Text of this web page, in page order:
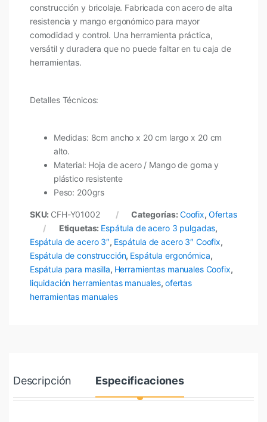
construcción y bricolaje. Fabricada con acero de alta
resistencia y mango ergonómico para mayor
comodidad y control. Una herramienta práctica,
versátil y duradera que no puede faltar en tu caja de
herramientas.
Detalles Técnicos:
Medidas: 8cm ancho x 20 cm largo x 20 cm
alto.
Material: Hoja de acero / Mango de goma y
plástico resistente
Peso: 200grs
SKU: CFH-Y01002 Categorías: Coofix, Ofertas
Etiquetas: Espátula de acero 3 pulgadas,
Espátula de acero 3″, Espátula de acero 3″ Coofix,
Espátula de construcción, Espátula ergonómica,
Espátula para masilla, Herramientas manuales Coofix,
liquidación herramientas manuales, ofertas
herramientas manuales
Descripción Especificaciones